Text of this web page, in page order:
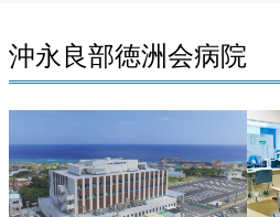
沖永良部徳洲会病院